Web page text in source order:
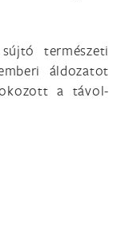
természeti
áldozatot
a távol-